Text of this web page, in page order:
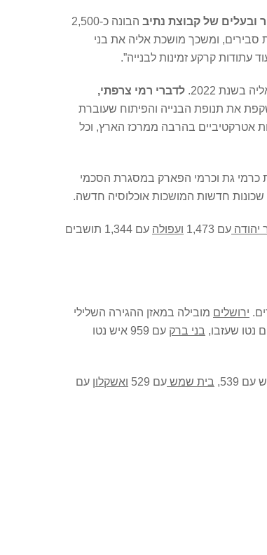
ובעלים של קבוצת נתיב
הבונה כ-2,500
סבירים, ומשכך מושכת אליה את בני
קרקע זמינות לבנייה”.
לדברי רמי צרפתי,
החיובית לנתיבות הן בשנת 2022 והן ברבעון הראשון של 2023 משקפת את תנופת הבנייה והפיתוח שעוברת
אטרקטיביים בהרבה ממרכז הארץ, וכל
כרמי גת וכרמי הפארק במסגרת הסכמי
יהודה עם 1,473 ועפולה
עם 1,344 תושבים
ירושלים מובילה במאזן ההגירה השלילי
בני ברק
עם 959 איש נטו
בית שמש עם 529 ואשקלון עם